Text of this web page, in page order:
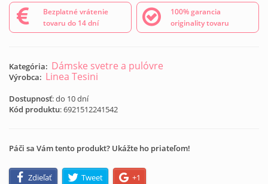
Bezplatné vrátenie
tovaru do 14 dní
100% garancia
originality tovaru
Kategória: Dámske svetre a pulóvre
Výrobca: Linea Tesini
Dostupnosť: do 10 dní
Kód produktu:6921512241542
Páči sa Vám tento produkt? Ukážte ho priateľom!
Zdieľať Tweet +1